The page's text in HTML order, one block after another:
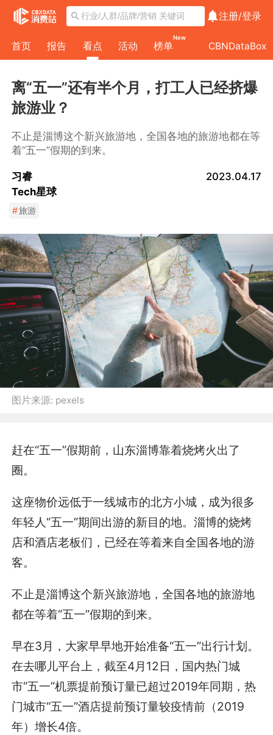
注册/登录
首页 报告 看点 活动 榜单
New
CBNDataBox
离“五一”还有半个月，打工人已经挤爆
旅游业？
不止是淄博这个新兴旅游地，全国各地的旅游地都在等
着“五一”假期的到来。
习睿
Tech星球
2023.04.17
#旅游
图片来源: pexels
赶在“五一”假期前，山东淄博靠着烧烤火出了
圈。
这座物价远低于一线城市的北方小城，成为很多
年轻人“五一”期间出游的新目的地。淄博的烧烤
店和酒店老板们，已经在等着来自全国各地的游
客。
不止是淄博这个新兴旅游地，全国各地的旅游地
都在等着“五一”假期的到来。
早在3月，大家早早地开始准备“五一”出行计划。
在去哪儿平台上，截至4月12日，国内热门城
市“五一”机票提前预订量已超过2019年同期，热
门城市“五一”酒店提前预订量较疫情前（2019
年）增长4倍。